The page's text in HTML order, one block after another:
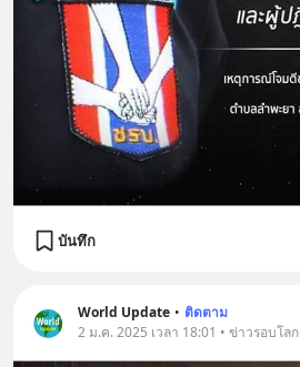
บันทึก
World Update • ติดตาม
2 ม.ค. 2025 เวลา 18:01 • ข่าวรอบโลก